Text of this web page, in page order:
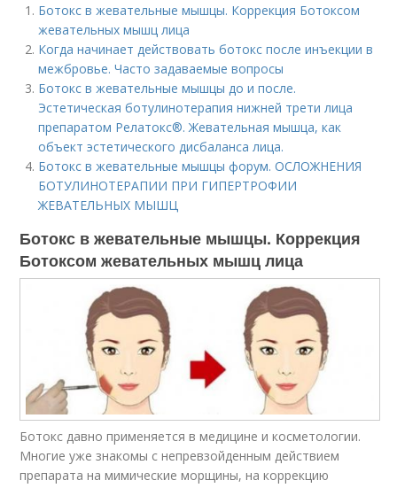
Ботокс в жевательные мышцы. Коррекция Ботоксом
жевательных мышц лица
Когда начинает действовать ботокс после инъекции в
межбровье. Часто задаваемые вопросы
Ботокс в жевательные мышцы до и после.
Эстетическая ботулинотерапия нижней трети лица
препаратом Релатокс®. Жевательная мышца, как
объект эстетического дисбаланса лица.
Ботокс в жевательные мышцы форум. ОСЛОЖНЕНИЯ
БОТУЛИНОТЕРАПИИ ПРИ ГИПЕРТРОФИИ
ЖЕВАТЕЛЬНЫХ МЫШЦ
Ботокс в жевательные мышцы. Коррекция
Ботоксом жевательных мышц лица
Ботокс давно применяется в медицине и косметологии.
Многие уже знакомы с непревзойденным действием
препарата на мимические морщины, на коррекцию